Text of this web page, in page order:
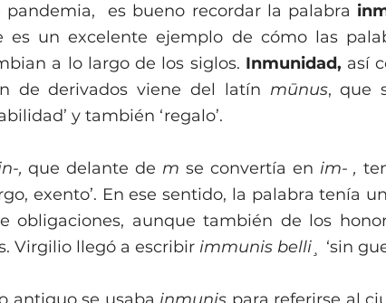
pandemia,  es bueno recordar la palabra
es un excelente ejemplo de cómo las
a lo largo de los siglos. Inmunidad, así
de derivados viene del latín mūnus, que
y también ‘regalo’.
, que delante de m se convertía en im- ,
exento’. En ese sentido, la palabra tenía
obligaciones, aunque también de los
Virgilio llegó a escribir immunis belli¸ ‘sin